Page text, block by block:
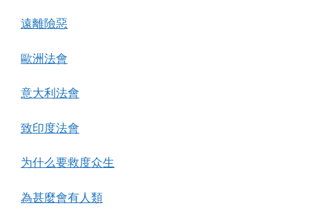
遠離險惡
歐洲法會
意大利法會
致印度法會
为什么要救度众生
為甚麼會有人類